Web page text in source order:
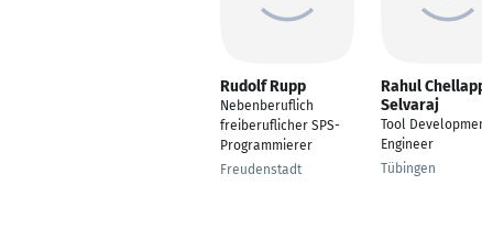
Rudolf Rupp
Nebenberuflich
freiberuflicher SPS-
Programmierer
Freudenstadt
Rahul
Selvaraj
Tool
Engineer
Tübingen